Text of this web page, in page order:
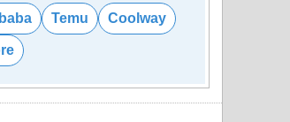
Temu Coolway